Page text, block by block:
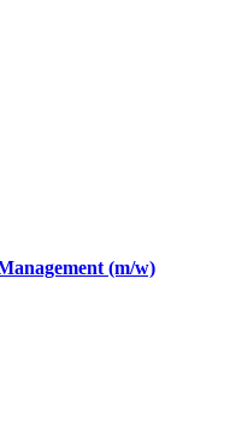
(m/w)